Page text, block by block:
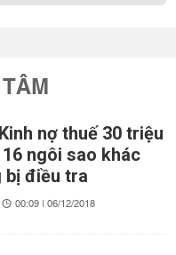
nợ thuế 30 triệu
16 ngôi sao khác
bị điều tra
00:09 | 06/12/2018